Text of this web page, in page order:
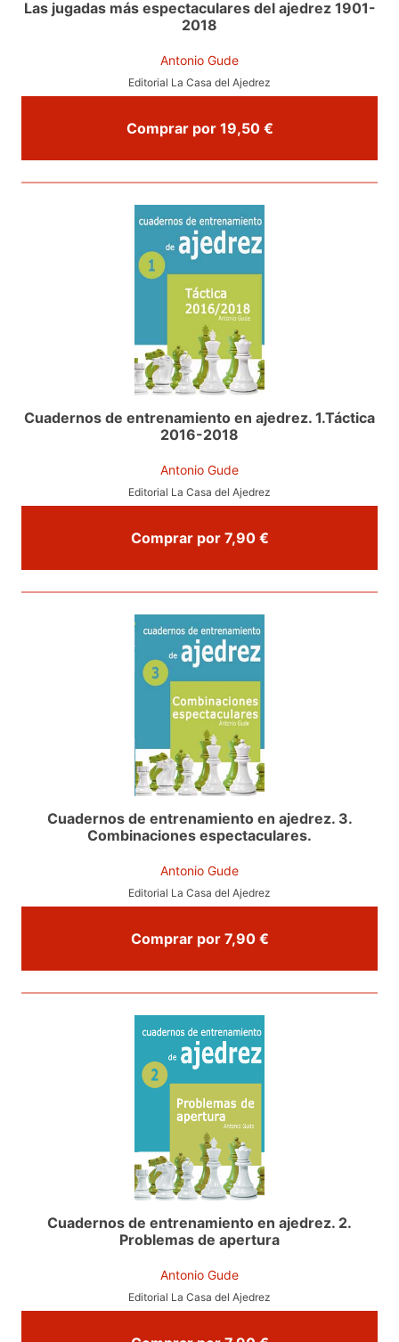
Las jugadas más espectaculares del ajedrez 1901-
2018
Antonio Gude
Editorial La Casa del Ajedrez
Comprar por 19,50 €
Cuadernos de entrenamiento en ajedrez. 1.Táctica
2016-2018
Antonio Gude
Editorial La Casa del Ajedrez
Comprar por 7,90 €
Cuadernos de entrenamiento en ajedrez. 3.
Combinaciones espectaculares.
Antonio Gude
Editorial La Casa del Ajedrez
Comprar por 7,90 €
Cuadernos de entrenamiento en ajedrez. 2.
Problemas de apertura
Antonio Gude
Editorial La Casa del Ajedrez